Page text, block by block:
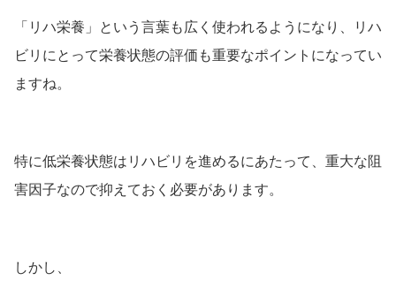
「リハ栄養」という言葉も広く使われるようになり、リハ
ビリにとって栄養状態の評価も重要なポイントになってい
ますね。
特に低栄養状態はリハビリを進めるにあたって、重大な阻
害因子なので抑えておく必要があります。
しかし、